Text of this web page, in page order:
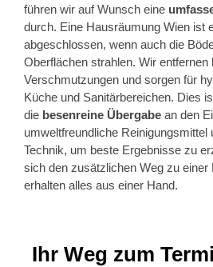
führen wir auf Wunsch eine
durch. Eine Hausräumung Wien ist
abgeschlossen, wenn auch die
Oberflächen strahlen. Wir entfernen
Verschmutzungen und sorgen für
Küche und Sanitärbereichen. Dies
die besenreine Übergabe an den
umweltfreundliche Reinigungsmittel
Technik, um beste Ergebnisse zu
sich den zusätzlichen Weg zu einer
erhalten alles aus einer Hand.
Ihr Weg zum